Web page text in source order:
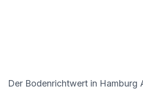
Der Bodenrichtwert in Hamburg